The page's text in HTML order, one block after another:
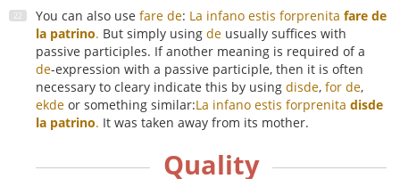
You can also use fare de: La infano estis forprenita fare de
la patrino. But simply using de usually suffices with
passive participles. If another meaning is required of a
de-expression with a passive participle, then it is often
necessary to cleary indicate this by using disde, for de,
ekde or something similar:La infano estis forprenita disde
la patrino. It was taken away from its mother.
Quality